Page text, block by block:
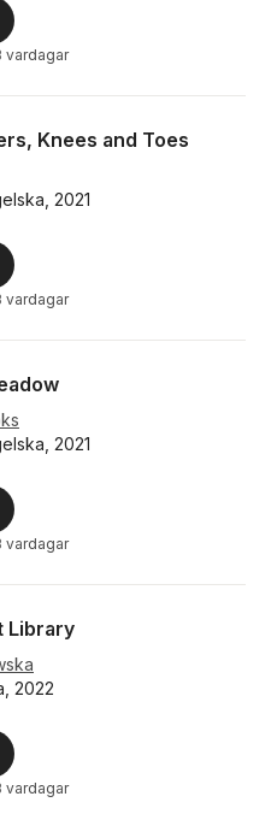
vardagar
Knees and Toes
2021
vardagar
2021
vardagar
Library
2022
vardagar